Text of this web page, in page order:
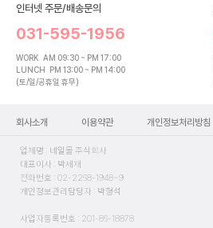
인터넷 주문/배송문의
031-595-1956
WORK AM 09:30 ~ PM 17:00
LUNCH PM 13:00 ~ PM 14:00
(토/일/공휴일 휴무)
회사소개 이용약관 개인정보처리방침
업체명 : 네일몰 주식회사
대표이사 : 박세재
전화번호 : 02-2268-1948~9
개인정보관리담당자 : 박형석
사업자등록번호 : 201-86-18878